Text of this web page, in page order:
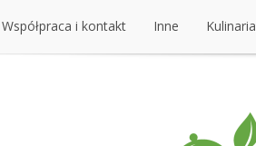
Współpraca i kontakt Inne Kulinaria